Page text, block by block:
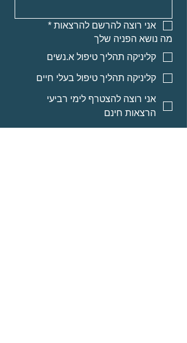
אני רוצה להרשם להרצאות *
מה נושא הפניה שלך
קליניקה תהליך טיפול א.נשים
קליניקה תהליך טיפול בעלי חיים
אני רוצה להצטרף לימי רביעי
הרצאות חינם